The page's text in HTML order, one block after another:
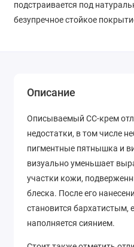
подстраивается под
безупречное стойкое
Описание
Описываемый СС-крем
недостатки, в том числе
пигментные пятнышка и
визуально уменьшает
участки кожи,
блеска. После его
становится бархатистым,
наполняется сиянием.